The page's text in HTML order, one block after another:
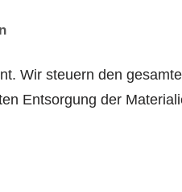
Wir steuern den
Entsorgung der